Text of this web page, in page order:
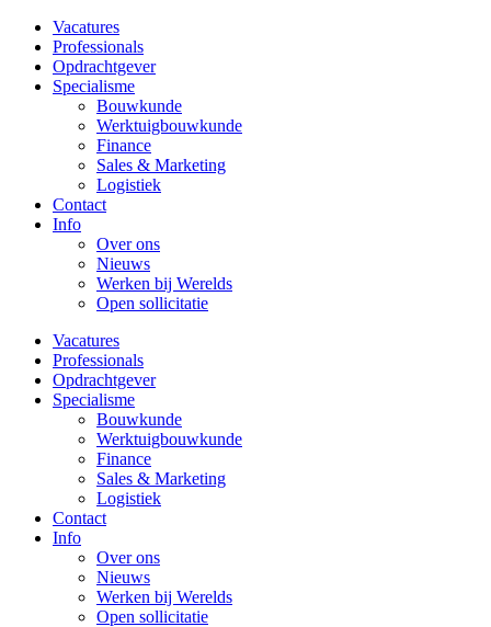
Vacatures
Professionals
Opdrachtgever
Specialisme
Bouwkunde
Werktuigbouwkunde
Finance
Sales & Marketing
Logistiek
Contact
Info
Over ons
Nieuws
Werken bij Werelds
Open sollicitatie
Vacatures
Professionals
Opdrachtgever
Specialisme
Bouwkunde
Werktuigbouwkunde
Finance
Sales & Marketing
Logistiek
Contact
Info
Over ons
Nieuws
Werken bij Werelds
Open sollicitatie